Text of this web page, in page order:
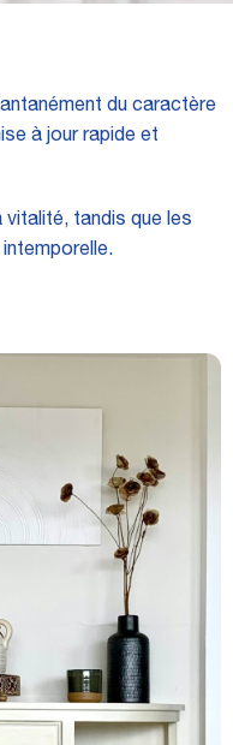
du caractère
à jour rapide et
tandis que les